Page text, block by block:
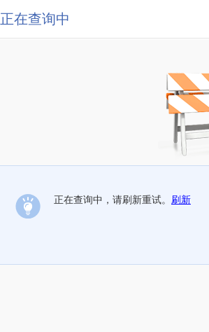
正在查询中
正在查询中，请刷新重试。 刷新